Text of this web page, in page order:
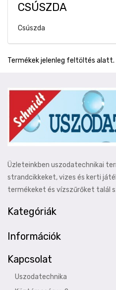
CSÚSZDA
Csúszda
Termékek jelenleg feltöltés alatt.
Üzleteinkben uszodatechnikai
strandcikkeket, vizes és kerti
termékeket és vízszűrőket talál
Kategóriák
Információk
Kapcsolat
Uszodatechnika